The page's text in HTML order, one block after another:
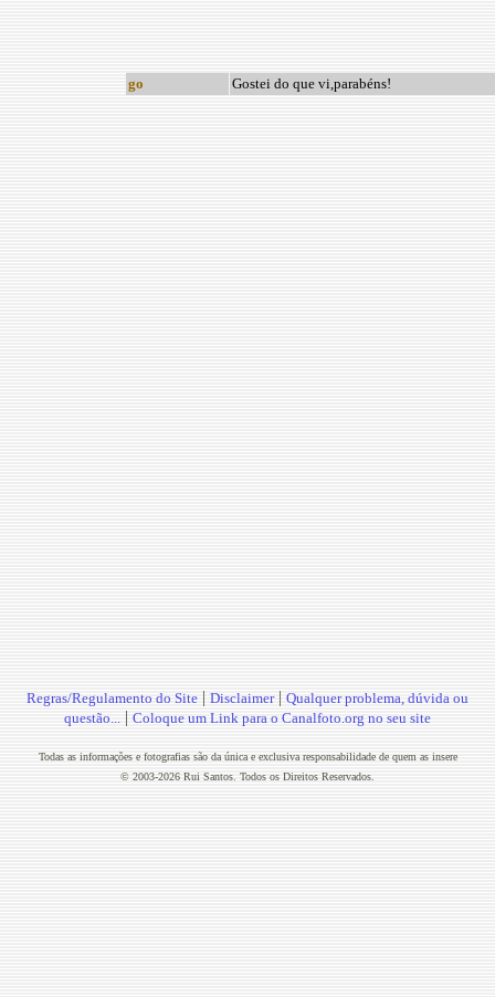
go Gostei do que vi,parabéns!
Regras/Regulamento do Site | Disclaimer| Qualquer problema, dúvida ou
questão... | Coloque um Link para o Canalfoto.org no seu site
Todas as informações e fotografias são da única e exclusiva responsabilidade de quem as insere
© 2003-2026 Rui Santos. Todos os Direitos Reservados.